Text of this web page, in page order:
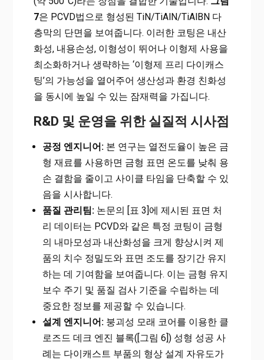
7은 PCVD법으로 형성된 TiN/TiAlN/TiAlBN 다
층막의 단면을 보여줍니다. 이러한 코팅은 내산
화성, 내용손성, 이형성이 뛰어나 이형제 사용을
최소화하거나 생략하는 ‘이형제 프리 다이캐스
팅’의 가능성을 열어주어 생산성과 환경 친화성
을 동시에 높일 수 있는 잠재력을 가집니다.
R&D 및 운영을 위한 실질적 시사점
공정 엔지니어:본 연구는 열전도율이 높은 금
형 재료를 사용하면 금형 표면 온도를 낮춰 용
손 결함을 줄이고 사이클 타임을 단축할 수 있
음을 시사합니다.
품질 관리팀:논문의 [표 3]에 제시된 표면 처
리 데이터는 PCVD와 같은 특정 코팅이 금형
의 내마모성과 내산화성을 크게 향상시켜 제
품의 치수 정밀도와 표면 조도를 장기간 유지
하는 데 기여함을 보여줍니다. 이는 금형 유지
보수 주기 및 품질 검사 기준을 수립하는 데
중요한 정보를 제공할 수 있습니다.
설계 엔지니어:붕괴성 모래 코어를 이용한 클
로즈드 데크 엔진 블록([그림 6]) 성형 성공 사
례는 다이캐스트 부품의 형상 설계 자유도가